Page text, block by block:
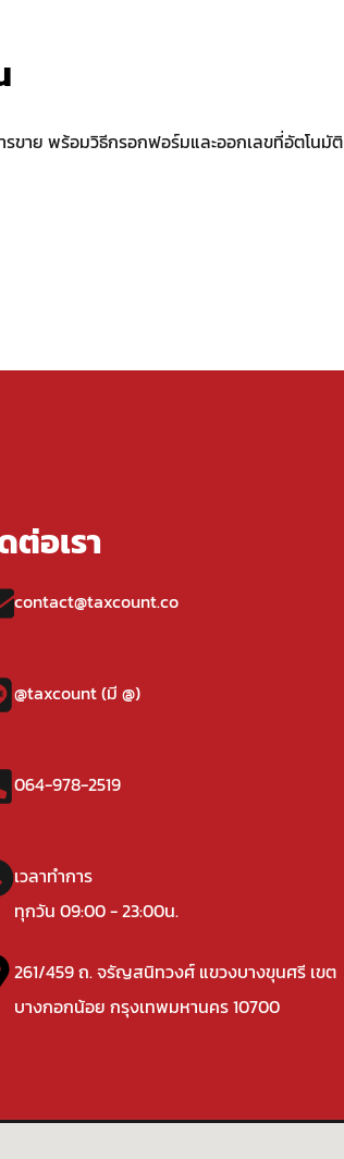
รขาย พร้อมวิธีกรอกฟอร์มและออกเลขที่อัตโนมัติ
ต่อเรา
contact@taxcount.co
@taxcount (มี @)
064-978-2519
เวลาทำการ
ทุกวัน 09:00 - 23:00น.
261/459 ถ. จรัญสนิทวงศ์ แขวงบางขุนศรี เขต
บางกอกน้อย กรุงเทพมหานคร 10700